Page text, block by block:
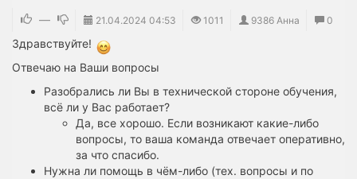
— 21.04.2024 04:53 1011 9386 Анна 0
Здравствуйте!
Отвечаю на Ваши вопросы
Разобрались ли Вы в технической стороне обучения,
всё ли у Вас работает?
Да, все хорошо. Если возникают какие-либо
вопросы, то ваша команда отвечает оперативно,
за что спасибо.
Нужна ли помощь в чём-либо (тех. вопросы и по